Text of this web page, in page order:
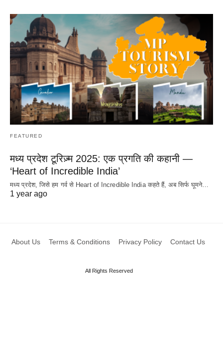
FEATURED
मध्य प्रदेश टूरिज़्म 2025: एक प्रगति की कहानी —
‘Heart of Incredible India’
मध्य प्रदेश, जिसे हम गर्व से Heart of Incredible India कहते हैं, अब सिर्फ घूमने…
1 year ago
About Us Terms & Conditions Privacy Policy Contact Us
All Rights Reserved